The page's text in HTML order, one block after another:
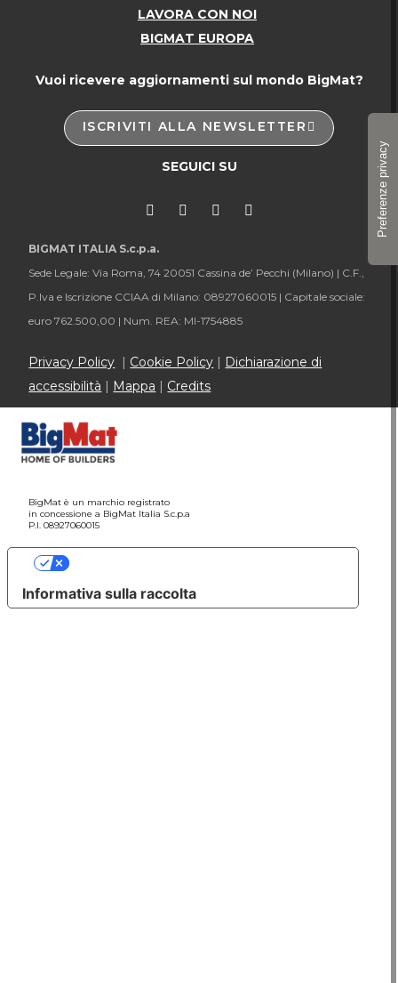
LAVORA CON NOI
BIGMAT EUROPA
Vuoi ricevere aggiornamenti sul mondo BigMat?
ISCRIVITI ALLA NEWSLETTER
SEGUICI SU
BIGMAT ITALIA S.c.p.a.
Sede Legale: Via Roma, 74 20051 Cassina de’ Pecchi (Milano) | C.F.,
P.Iva e Iscrizione CCIAA di Milano: 08927060015 | Capitale sociale:
euro 762.500,00 | Num. REA: MI-1754885
Privacy Policy Cookie Policy
Dichiarazione di
accessibilità
Mappa Credits
BigMat è un marchio registrato
in concessione a BigMat Italia S.c.p.a
P.I. 08927060015
Informativa sulla raccolta
Le tue preferenze relative alla privacy